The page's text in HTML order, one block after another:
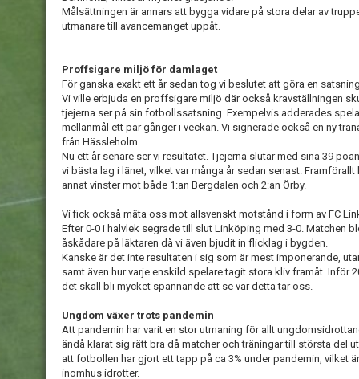
Målsättningen är annars att bygga vidare på stora delar av
utmanare till avancemanget uppåt.
Proffsigare miljö för damlaget
För ganska exakt ett år sedan tog vi beslutet att göra en
Vi ville erbjuda en proffsigare miljö där också kravställningen
tjejerna ser på sin fotbollssatsning. Exempelvis adderades
mellanmål ett par gånger i veckan. Vi signerade också en ny
från Hässleholm.
Nu ett år senare ser vi resultatet. Tjejerna slutar med sina 39
vi bästa lag i länet, vilket var många år sedan senast.
annat vinster mot både 1:an Bergdalen och 2:an Örby.
Vi fick också mäta oss mot allsvenskt motstånd i form av FC
Efter 0-0 i halvlek segrade till slut Linköping med 3-0. Matchen
åskådare på läktaren då vi även bjudit in flicklag i bygden.
Kanske är det inte resultaten i sig som är mest imponerande,
samt även hur varje enskild spelare tagit stora kliv framåt. Inför
det skall bli mycket spännande att se var detta tar oss.
Ungdom växer trots pandemin
Att pandemin har varit en stor utmaning för allt
ändå klarat sig rätt bra då matcher och träningar till största del
att fotbollen har gjort ett tapp på ca 3% under pandemin, vilket
inomhus idrotter.